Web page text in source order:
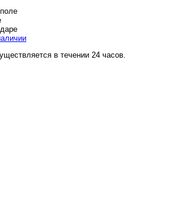
в течении 24 часов.